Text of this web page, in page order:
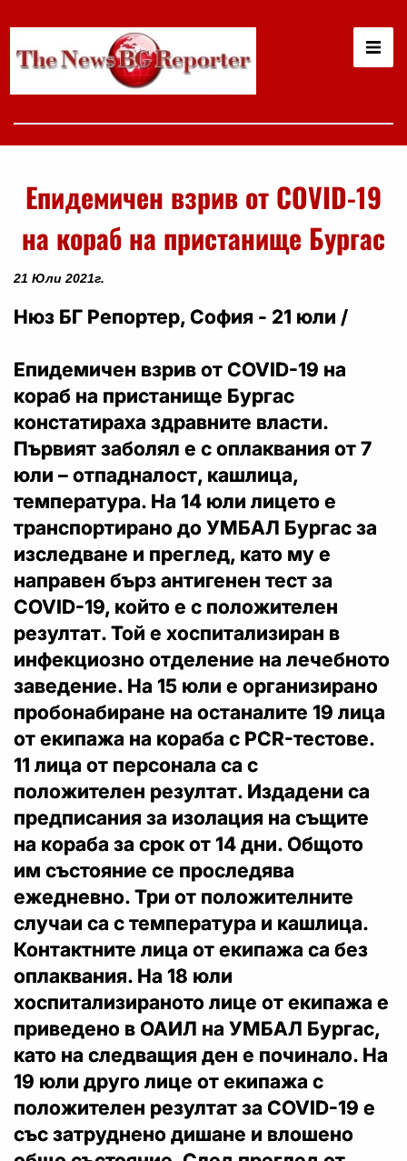
Епидемичен взрив от COVID-19
на кораб на пристанище Бургас
21 Юли 2021г.
Нюз БГ Репортер, София - 21 юли /
Епидемичен взрив от COVID-19 на
кораб на пристанище Бургас
констатираха здравните власти.
Първият заболял е с оплаквания от 7
юли – отпадналост, кашлица,
температура. На 14 юли лицето е
транспортирано до УМБАЛ Бургас за
изследване и преглед, като му е
направен бърз антигенен тест за
COVID-19, който е с положителен
резултат. Той е хоспитализиран в
инфекциозно отделение на лечебното
заведение. На 15 юли е организирано
пробонабиране на останалите 19 лица
от екипажа на кораба с PCR-тестове.
11 лица от персонала са с
положителен резултат. Издадени са
предписания за изолация на същите
на кораба за срок от 14 дни. Общото
им състояние се проследява
ежедневно. Три от положителните
случаи са с температура и кашлица.
Контактните лица от екипажа са без
оплаквания. На 18 юли
хоспитализираното лице от екипажа е
приведено в ОАИЛ на УМБАЛ Бургас,
като на следващия ден е починало. На
19 юли друго лице от екипажа с
положителен резултат за COVID-19 е
със затруднено дишане и влошено